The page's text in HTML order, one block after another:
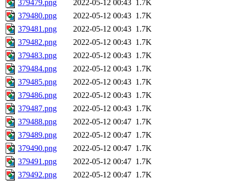
379479.png
2022-05-12 00:43 1.7K
379480.png
2022-05-12 00:43 1.7K
379481.png
2022-05-12 00:43 1.7K
379482.png
2022-05-12 00:43 1.7K
379483.png
2022-05-12 00:43 1.7K
379484.png
2022-05-12 00:43 1.7K
379485.png
2022-05-12 00:43 1.7K
379486.png
2022-05-12 00:43 1.7K
379487.png
2022-05-12 00:43 1.7K
379488.png
2022-05-12 00:47 1.7K
379489.png
2022-05-12 00:47 1.7K
379490.png
2022-05-12 00:47 1.7K
379491.png
2022-05-12 00:47 1.7K
379492.png
2022-05-12 00:47 1.7K